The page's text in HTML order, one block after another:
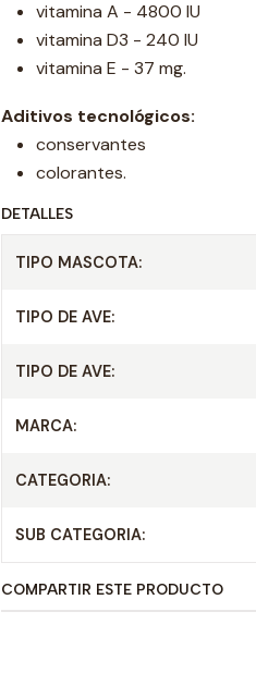
vitamina A - 4800 IU
vitamina D3 - 240 IU
vitamina E - 37 mg.
Aditivos tecnológicos:
conservantes
colorantes.
DETALLES
TIPO MASCOTA:
TIPO DE AVE:
TIPO DE AVE:
MARCA:
CATEGORIA:
SUB CATEGORIA:
COMPARTIR ESTE PRODUCTO